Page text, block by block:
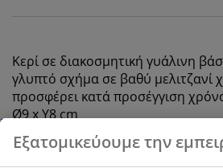
Κερί σε διακοσμητική γυάλινη
γλυπτό σχήμα σε βαθύ μελιτζανί
προσφέρει κατά προσέγγιση
Ø9 x Υ8 cm
SKU: 4912960